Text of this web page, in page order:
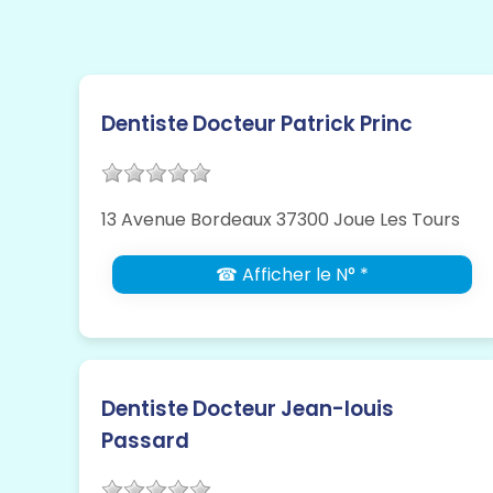
Dentiste Docteur Patrick Princ
13 Avenue Bordeaux 37300 Joue Les Tours
☎ Afficher le N° *
Dentiste Docteur Jean-louis
Passard